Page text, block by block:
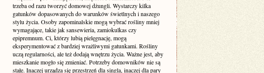
trzeba od razu tworzyć domowej dżungli. Wystarczy kilka
gatunków dopasowanych do warunków świetlnych i naszego
stylu życia. Osoby zapominalskie mogą wybrać rośliny mniej
wymagające, takie jak sansewieria, zamiokulkas czy
epipremnum. Ci, którzy lubią pielęgnację, mogą
eksperymentować z bardziej wrażliwymi gatunkami. Rośliny
uczą regularności, ale też dodają wnętrzu życia. Ważne jest, aby
mieszkanie mogło się zmieniać. Potrzeby domowników nie są
stałe. Inaczej urządza się przestrzeń dla singla, inaczej dla pary